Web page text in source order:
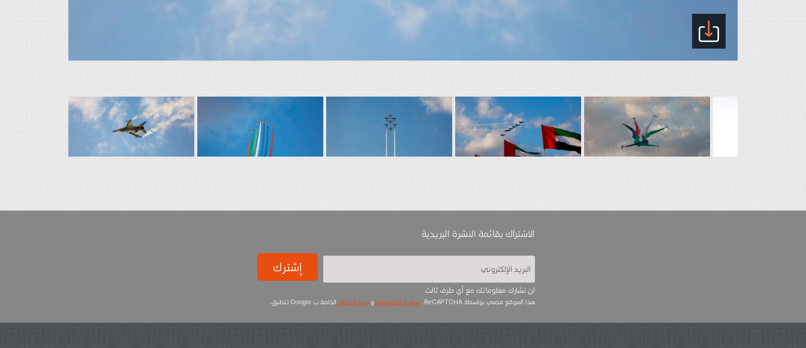
الاشتراك بقائمة النشرة البريدية
لن نشارك معلوماتك مع أي طرف ثالث
إشترك
هذا الموقع محمي بواسطة ReCAPTCHA. سياسة الخصوصية وبنود الخدمة الخاصة ب Google تتطبق.